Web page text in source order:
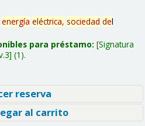
energía eléctrica, sociedad del
para préstamo: Signatura
(1).
reserva
al carrito